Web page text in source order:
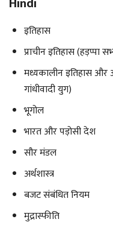
इतिहास
प्राचीन इतिहास (हड़प्पा
मध्यकालीन इतिहास और
गांधीवादी युग)
भूगोल
भारत और पड़ोसी देश
सौर मंडल
अर्थशास्त्र
बजट संबंधित नियम
मुद्रास्फीति